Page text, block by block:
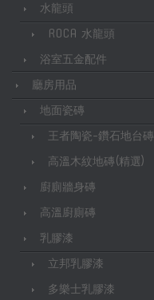
水龍頭
ROCA 水龍頭
浴室五金配件
廳房用品
地面瓷磚
王者陶瓷-鑽石地台磚
高溫木紋地磚(精選)
廚廁牆身磚
高溫廚廁磚
乳膠漆
立邦乳膠漆
多樂士乳膠漆